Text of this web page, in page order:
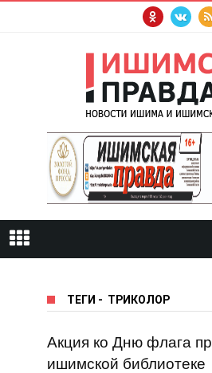
ТЕГИ - ТРИКОЛОР
Акция ко Дню флага
ишимской библиотеке